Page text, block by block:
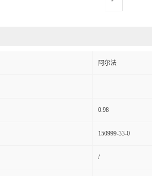
阿尔法
0.98
150999-33-0
/